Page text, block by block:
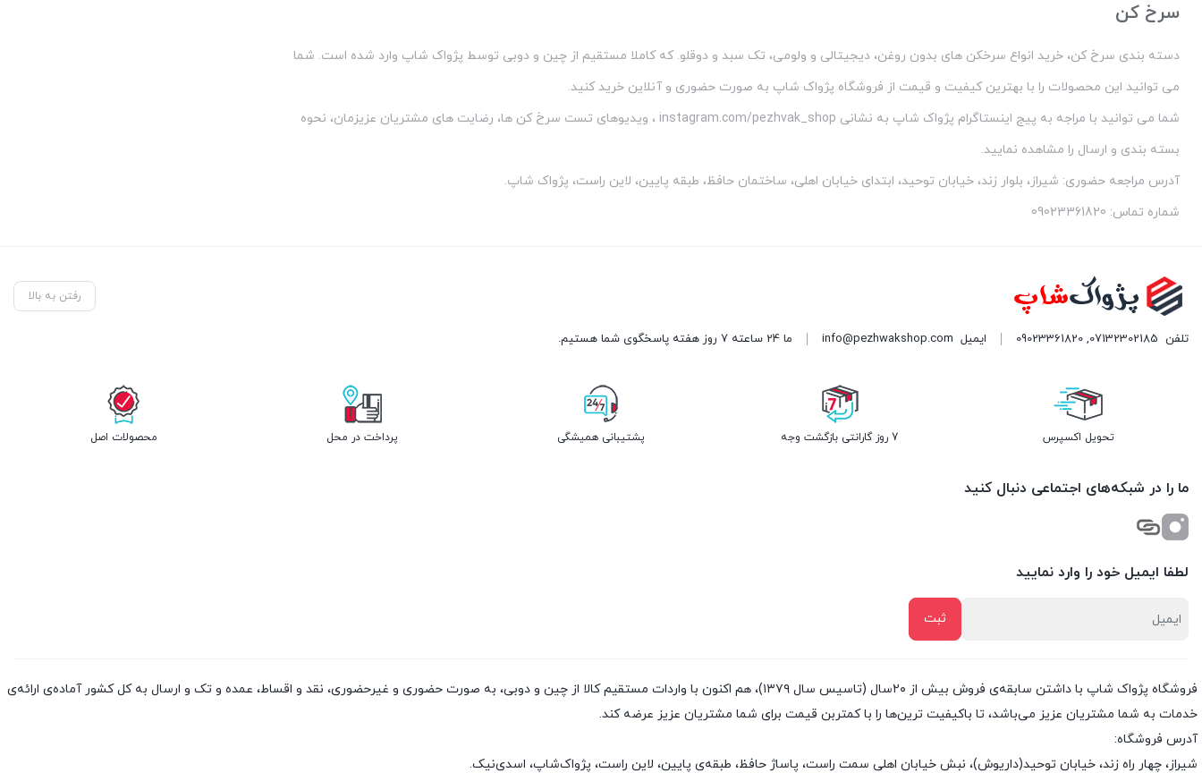
سرخ کن
دسته بندی سرخ کن، خرید انواع سرخکن های بدون روغن، دیجیتالی و ولومی، تک سبد و دوقلو. که کاملا مستقیم از چین و دوبی توسط پژواک شاپ وارد شده است. شما
می توانید این محصولات را با بهترین کیفیت و قیمت از فروشگاه پژواک شاپ به صورت حضوری و آنلاین خرید کنید.
شما می توانید با مراجه به پیج اینستاگرام پژواک شاپ به نشانی instagram.com/pezhvak_shop ، ویدیوهای تست سرخ کن ها، رضایت های مشتریان عزیزمان، نحوه
بسته بندی و ارسال را مشاهده نمایید.
آدرس مراجعه حضوری: شیراز، بلوار زند، خیابان توحید، ابتدای خیابان اهلی، ساختمان حافظ، طبقه پایین، لاین راست، پژواک شاپ.
شماره تماس: 09023361820
رفتن به بالا
تلفن 07132302185
,
09023361820 ایمیل info@pezhwakshop.com ما 24 ساعته 7 روز هفته پاسخگوی شما هستیم.
تحویل اکسپرس 7 روز گارانتی بازگشت وجه پشتیبانی همیشگی پرداخت در محل محصولات اصل
ما را در شبکه‌های اجتماعی دنبال کنید
لطفا ایمیل خود را وارد نمایید
فروشگاه پژواک شاپ با داشتن سابقه‌ی فروش بیش از ۲۰سال (تاسیس سال ۱۳۷۹)، هم اکنون با واردات مستقیم کالا از چین و دوبی، به صورت حضوری و غیرحضوری، نقد و اقساط، عمده و تک و ارسال به کل کشور آماده‌ی ارائه‌ی
خدمات به شما مشتریان عزیز می‌باشد، تا باکیفیت ترین‌ها را با کمتربن قیمت برای شما مشتریان عزیز عرضه کند.
آدرس فروشگاه:
شیراز، چهار راه زند، خیابان توحید(داریوش)، نبش خیابان اهلی سمت راست، پاساژ حافظ، طبقه‌ی پایین، لاین راست، پژواک‌شاپ، اسدی‌نیک.